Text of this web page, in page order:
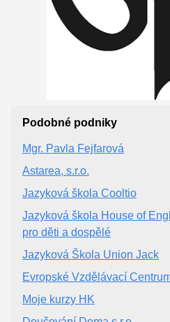
Podobné podniky
Mgr. Pavla Fejfarová
Astarea, s.r.o.
Jazyková škola Cooltio
Jazyková škola House of
pro děti a dospělé
Jazyková Škola Union Jack
Evropské Vzdělávací
Moje kurzy HK